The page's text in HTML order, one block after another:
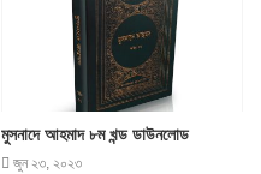
মুসনাদে আহমাদ ৮ম খন্ড ডাউনলোড
জুন ২৩, ২০২৩